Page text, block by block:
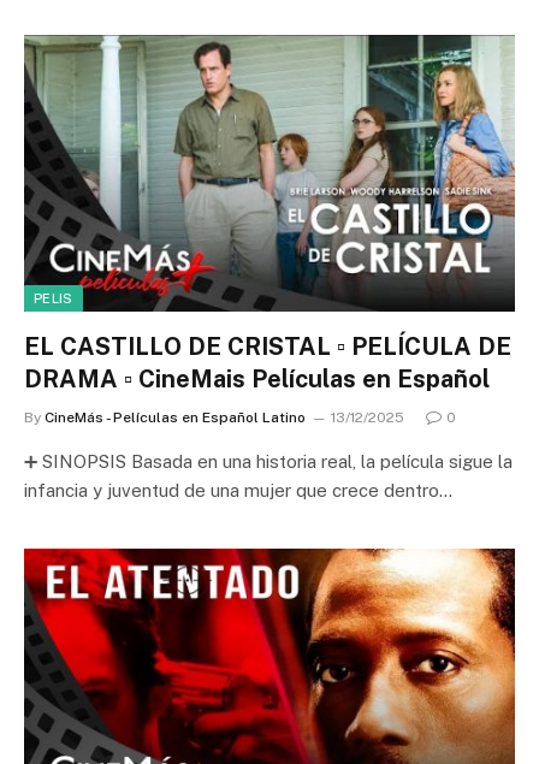
PELIS
EL CASTILLO DE CRISTAL ▫️ PELÍCULA DE
DRAMA ▫️ CineMais Películas en Español
By CineMás - Películas en Español Latino 13/12/2025 0
➕ SINOPSIS Basada en una historia real, la película sigue la
infancia y juventud de una mujer que crece dentro…